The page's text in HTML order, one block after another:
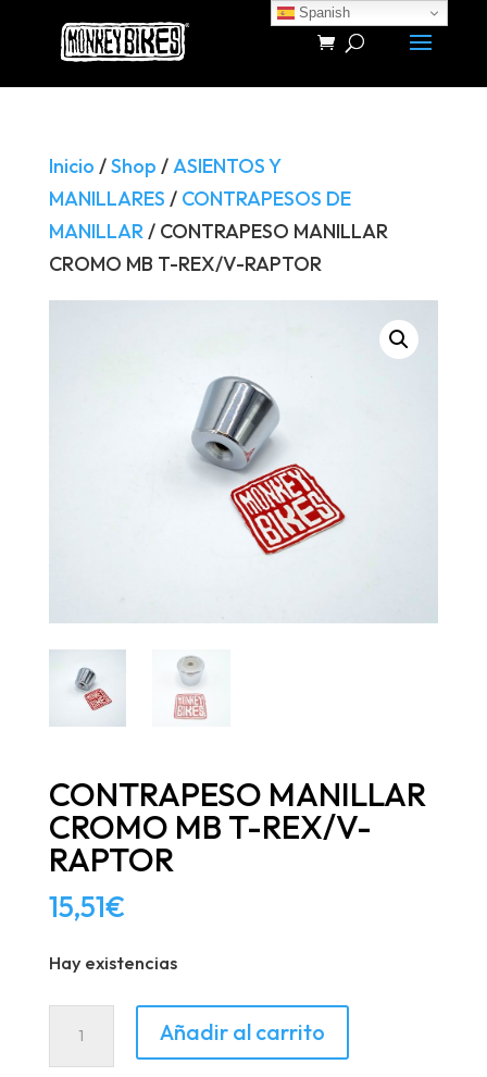
Búsqueda
productos
Inicio /Shop /ASIENTOS Y
MANILLARES / CONTRAPESOS DE
MANILLAR/ CONTRAPESO MANILLAR
CROMO MB T-REX/V-RAPTOR
CONTRAPESO MANILLAR
CROMO MB T-REX/V-
RAPTOR
15,51€
Hay existencias
CONTRAPESO
MANILLAR
Añadir al carrito
Spanish